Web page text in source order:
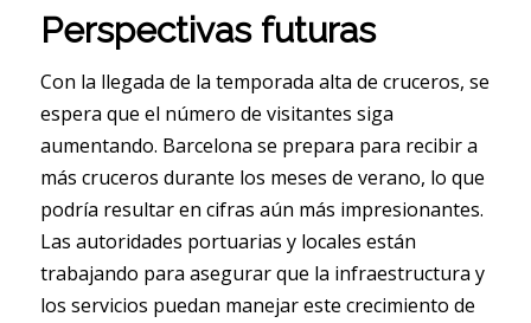
Perspectivas futuras
Con la llegada de la temporada alta de cruceros, se
espera que el número de visitantes siga
aumentando. Barcelona se prepara para recibir a
más cruceros durante los meses de verano, lo que
podría resultar en cifras aún más impresionantes.
Las autoridades portuarias y locales están
trabajando para asegurar que la infraestructura y
los servicios puedan manejar este crecimiento de